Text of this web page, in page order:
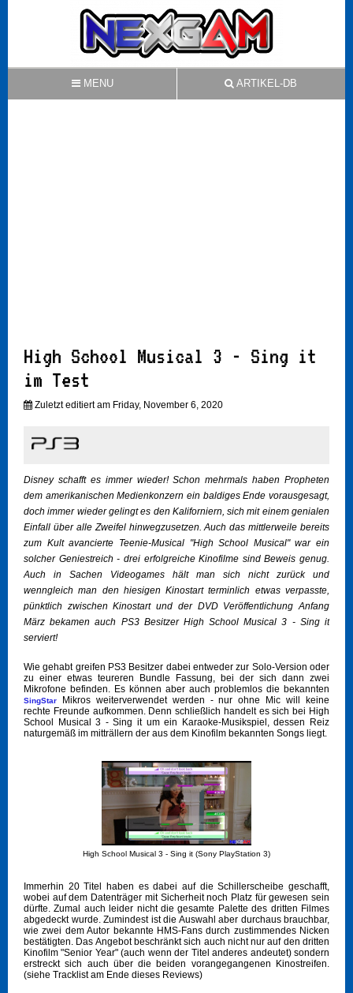
MENU ARTIKEL-DB
High School Musical 3 - Sing it
im Test
Zuletzt editiert am Friday, November 6, 2020
Disney schafft es immer wieder! Schon mehrmals haben Propheten
dem amerikanischen Medienkonzern ein baldiges Ende vorausgesagt,
doch immer wieder gelingt es den Kaliforniern, sich mit einem genialen
Einfall über alle Zweifel hinwegzusetzen. Auch das mittlerweile bereits
zum Kult avancierte Teenie-Musical "High School Musical" war ein
solcher Geniestreich - drei erfolgreiche Kinofilme sind Beweis genug.
Auch in Sachen Videogames hält man sich nicht zurück und
wenngleich man den hiesigen Kinostart terminlich etwas verpasste,
pünktlich zwischen Kinostart und der DVD Veröffentlichung Anfang
März bekamen auch PS3 Besitzer High School Musical 3 - Sing it
serviert!
Wie gehabt greifen PS3 Besitzer dabei entweder zur Solo-Version oder
zu einer etwas teureren Bundle Fassung, bei der sich dann zwei
Mikrofone befinden. Es können aber auch problemlos die bekannten
SingStar
Mikros weiterverwendet werden - nur ohne Mic will keine
rechte Freunde aufkommen. Denn schließlich handelt es sich bei High
School Musical 3 - Sing it um ein Karaoke-Musikspiel, dessen Reiz
naturgemäß im mitträllern der aus dem Kinofilm bekannten Songs liegt.
High School Musical 3 - Sing it (Sony PlayStation 3)
Immerhin 20 Titel haben es dabei auf die Schillerscheibe geschafft,
wobei auf dem Datenträger mit Sicherheit noch Platz für gewesen sein
dürfte. Zumal auch leider nicht die gesamte Palette des dritten Filmes
abgedeckt wurde. Zumindest ist die Auswahl aber durchaus brauchbar,
wie zwei dem Autor bekannte HMS-Fans durch zustimmendes Nicken
bestätigten. Das Angebot beschränkt sich auch nicht nur auf den dritten
Kinofilm "Senior Year" (auch wenn der Titel anderes andeutet) sondern
erstreckt sich auch über die beiden vorangegangenen Kinostreifen.
(siehe Tracklist am Ende dieses Reviews)